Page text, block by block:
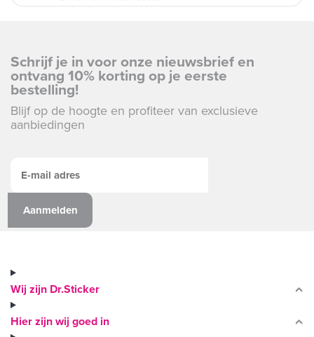
Schrijf je in voor onze nieuwsbrief en
ontvang 10% korting op je eerste
bestelling!
Blijf op de hoogte en profiteer van exclusieve
aanbiedingen
Wij zijn Dr.Sticker
Hier zijn wij goed in